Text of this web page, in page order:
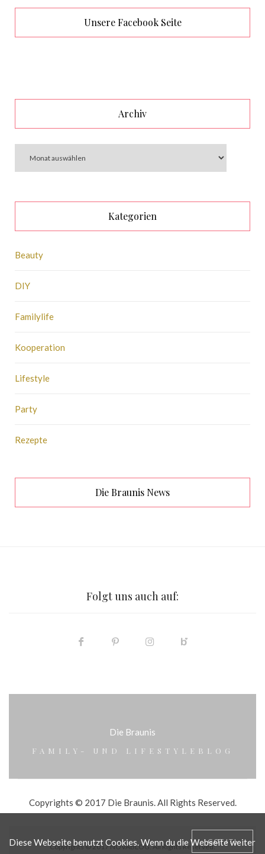
Unsere Facebook Seite
Archiv
Kategorien
Beauty
DIY
Familylife
Kooperation
Lifestyle
Party
Rezepte
Die Braunis News
Folgt uns auch auf:
Die Braunis
FAMILY- UND LIFESTYLEBLOG
Copyrights © 2017 Die Braunis. All Rights Reserved.
Copyrights © 2017 NOVABLOG. All Rights Reserved.
GOT IT!
Diese Webseite benutzt Cookies. Wenn du die Webseite weiter